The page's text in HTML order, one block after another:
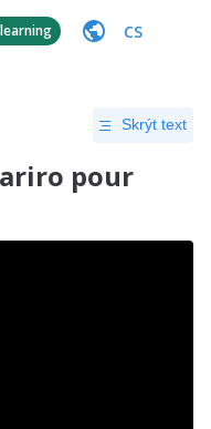
CS
Skrýt text
pour